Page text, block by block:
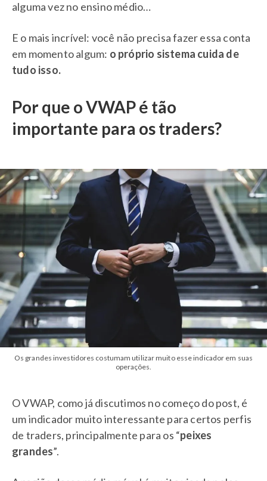
alguma vez no ensino médio…
E o mais incrível: você não precisa fazer essa conta
em momento algum: o próprio sistema cuida de
tudo isso.
Por que o VWAP é tão
importante para os traders?
Os grandes investidores costumam utilizar muito esse indicador em suas
operações.
O VWAP, como já discutimos no começo do post, é
um indicador muito interessante para certos perfis
de traders, principalmente para os “peixes
grandes”.